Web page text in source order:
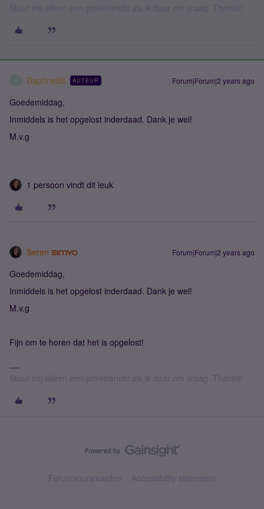
Daphne88 AUTEUR Forum|Forum|2 years ago
Goedemiddag,
Inmiddels is het opgelost inderdaad. Dank je wel!
M.v.g
1 persoon vindt dit leuk
Seren Forum|Forum|2 years ago
Goedemiddag,
Inmiddels is het opgelost inderdaad. Dank je wel!
M.v.g
Fijn om te horen dat het is opgelost!
Stuur mij alleen een privébericht als ik daar om vraag. Thanks!
Forumvoorwaarden Accessibility statement